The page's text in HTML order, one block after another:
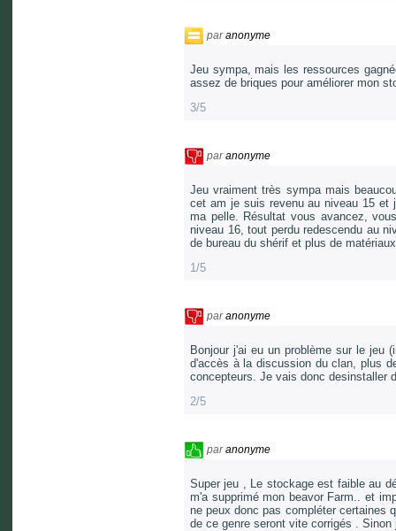
paranonyme
Jeu sympa, mais les ressources
assez de briques pour améliorer mon
3/5
paranonyme
Jeu vraiment très sympa mais
cet am je suis revenu au niveau 15 et
ma pelle. Résultat vous avancez,
niveau 16, tout perdu redescendu au
de bureau du shérif et plus de
1/5
paranonyme
Bonjour j'ai eu un problème sur le jeu
d'accès à la discussion du clan, plus
concepteurs. Je vais donc desinstaller
2/5
paranonyme
Super jeu , Le stockage est faible au
m'a supprimé mon beavor Farm.. et
ne peux donc pas compléter certaines
de ce genre seront vite corrigés .